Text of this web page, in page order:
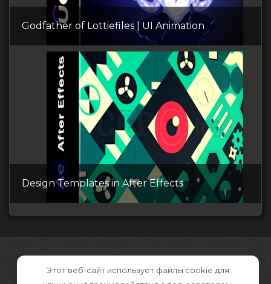
Godfather of Lottiefiles | UI Animation
Design Templates in After Effects
Этот веб-сайт использует файлы cookie для